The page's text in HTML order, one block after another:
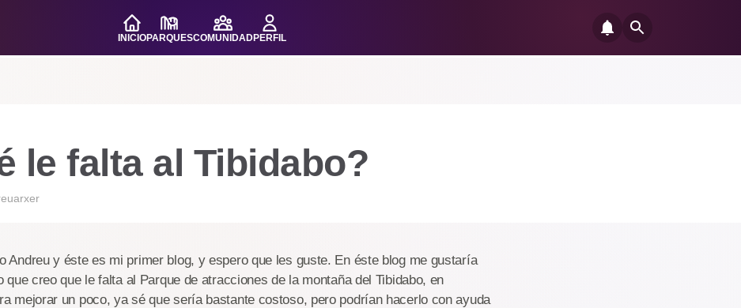
INICIOPARQUESCOMUNIDADPERFIL
le falta al Tibidabo?
Andreu y éste es mi primer blog, y espero que les guste. En éste blog me gustaría
que creo que le falta al Parque de atracciones de la montaña del Tibidabo, en
mejorar un poco, ya sé que sería bastante costoso, pero podrían hacerlo con ayuda